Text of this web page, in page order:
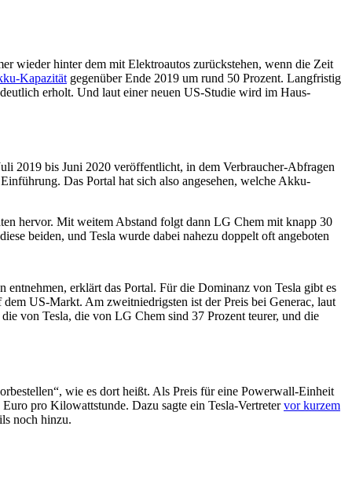
wieder hinter dem mit Elektroautos zurückstehen, wenn die Zeit
Kapazität gegenüber Ende 2019 um rund 50 Prozent. Langfristig
erholt. Und laut einer neuen US-Studie wird im Haus-
2019 bis Juni 2020 veröffentlicht, in dem Verbraucher-Abfragen
Das Portal hat sich also angesehen, welche Akku-
hervor. Mit weitem Abstand folgt dann LG Chem mit knapp 30
beiden, und Tesla wurde dabei nahezu doppelt oft angeboten
erklärt das Portal. Für die Dominanz von Tesla gibt es
US-Markt. Am zweitniedrigsten ist der Preis bei Generac, laut
von Tesla, die von LG Chem sind 37 Prozent teurer, und die
wie es dort heißt. Als Preis für eine Powerwall-Einheit
pro Kilowattstunde. Dazu sagte ein Tesla-Vertretervor kurzem
noch hinzu.